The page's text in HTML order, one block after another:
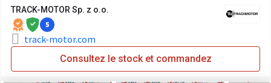
TRACK-MOTOR Sp. z o.o.
5
track-motor.com
Consultez le stock et commandez